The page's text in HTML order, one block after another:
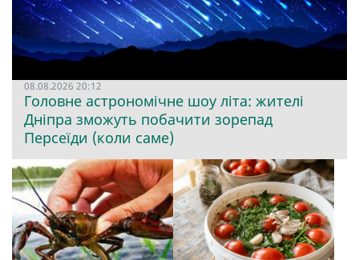
08.08.2026 20:12
Головне астрономічне шоу літа: жителі
Дніпра зможуть побачити зорепад
Персеїди (коли саме)